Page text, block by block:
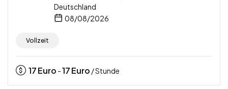
Deutschland
08/08/2026
Vollzeit
17Euro -17Euro / Stunde